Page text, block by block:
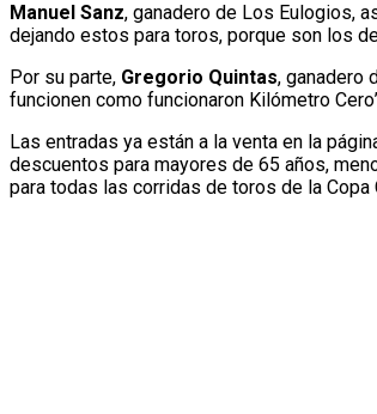
Manuel Sanz, ganadero de Los Eulogios,
dejando estos para toros, porque son los
Por su parte, Gregorio Quintas, ganadero
funcionen como funcionaron Kilómetro
Las entradas ya están a la venta en la
descuentos para mayores de 65 años,
para todas las corridas de toros de la Copa